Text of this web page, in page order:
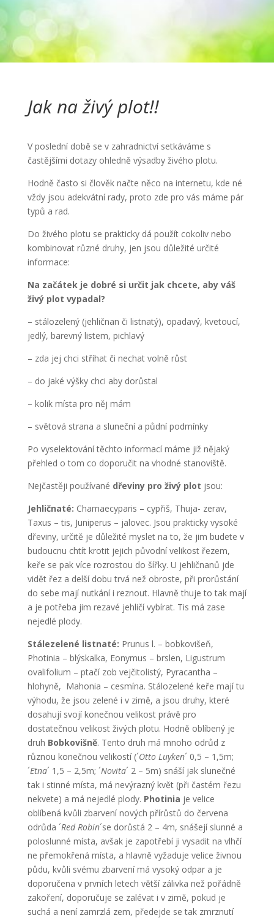
Jak na živý plot!!
V poslední době se v zahradnictví setkáváme s
častějšími dotazy ohledně výsadby živého plotu.
Hodně často si člověk načte něco na internetu, kde né
vždy jsou adekvátní rady, proto zde pro vás máme pár
typů a rad.
Do živého plotu se prakticky dá použít cokoliv nebo
kombinovat různé druhy, jen jsou důležité určité
informace:
Na začátek je dobré si určit jak chcete, aby váš
živý plot vypadal?
– stálozelený (jehličnan či listnatý), opadavý, kvetoucí,
jedlý, barevný listem, pichlavý
– zda jej chci stříhat či nechat volně růst
– do jaké výšky chci aby dorůstal
– kolik místa pro něj mám
– světová strana a sluneční a půdní podmínky
Po vyselektování těchto informací máme již nějaký
přehled o tom co doporučit na vhodné stanoviště.
Nejčastěji používané dřeviny pro živý plot jsou:
Jehličnaté: Chamaecyparis – cypřiš, Thuja- zerav,
Taxus – tis, Juniperus – jalovec. Jsou prakticky vysoké
dřeviny, určitě je důležité myslet na to, že jim budete v
budoucnu chtít krotit jejich původní velikost řezem,
keře se pak více rozrostou do šířky. U jehličnanů jde
vidět řez a delší dobu trvá než obroste, při prorůstání
do sebe mají nutkání i reznout. Hlavně thuje to tak mají
a je potřeba jim rezavé jehličí vybírat. Tis má zase
nejedlé plody.
Stálezelené listnaté: Prunus l. – bobkovišeň,
Photinia – blýskalka, Eonymus – brslen, Ligustrum
ovalifolium – ptačí zob vejčitolistý, Pyracantha –
hlohyně, Mahonia – cesmína. Stálozelené keře mají tu
výhodu, že jsou zelené i v zimě, a jsou druhy, které
dosahují svojí konečnou velikost právě pro
dostatečnou velikost živých plotu. Hodně oblíbený je
druh Bobkovišně. Tento druh má mnoho odrůd z
různou konečnou velikostí (´Otto Luyken´ 0,5 – 1,5m;
´Etna´ 1,5 – 2,5m; ´Novita´ 2 – 5m) snáší jak slunečné
tak i stinné místa, má nevýrazný květ (při častém řezu
nekvete) a má nejedlé plody. Photinia je velice
oblíbená kvůli zbarvení nových přírůstů do červena
odrůda ´Red Robin´se dorůstá 2 – 4m, snášejí slunné a
poloslunné místa, avšak je zapotřebí ji vysadit na vlhčí
ne přemokřená místa, a hlavně vyžaduje velice živnou
půdu, kvůli svému zbarvení má vysoký odpar a je
doporučena v prvních letech větší zálivka než pořádně
zakoření, doporučuje se zalévat i v zimě, pokud je
suchá a není zamrzlá zem, předejde se tak zmrznutí